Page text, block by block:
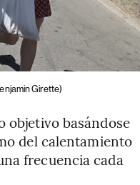
Girette)
objetivo basándose
del calentamiento
frecuencia cada